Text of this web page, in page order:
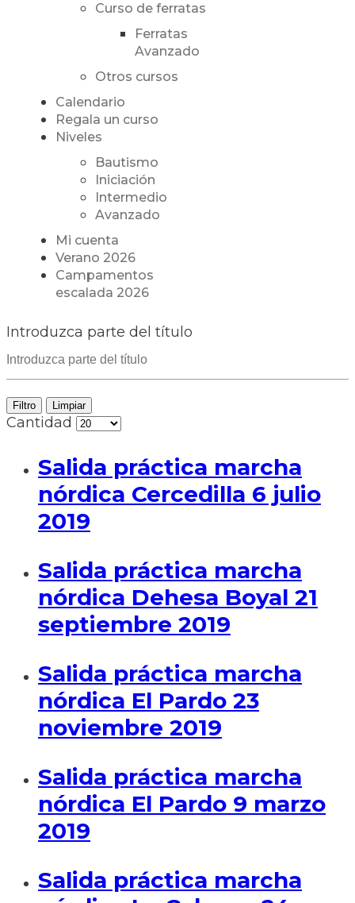
Curso de ferratas
Ferratas
Avanzado
Otros cursos
Calendario
Regala un curso
Niveles
Bautismo
Iniciación
Intermedio
Avanzado
Mi cuenta
Verano 2026
Campamentos
escalada 2026
Introduzca parte del título
Filtro Limpiar
Cantidad
Salida práctica marcha
nórdica Cercedilla 6 julio
2019
Salida práctica marcha
nórdica Dehesa Boyal 21
septiembre 2019
Salida práctica marcha
nórdica El Pardo 23
noviembre 2019
Salida práctica marcha
nórdica El Pardo 9 marzo
2019
Salida práctica marcha